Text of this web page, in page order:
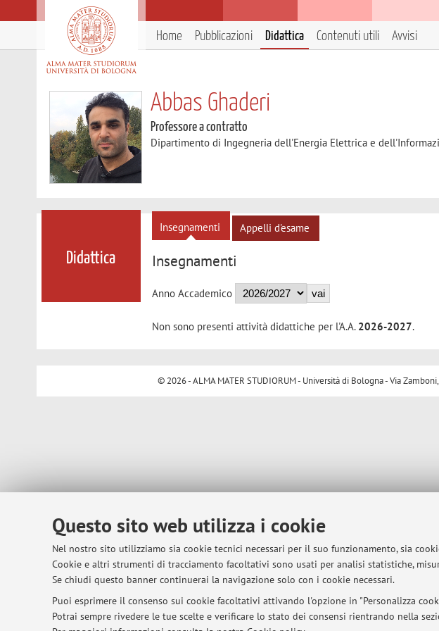
Questo sito web utilizza i cookie
Nel nostro sito utilizziamo sia cookie tecnici necessari per il suo funzionamento, sia
Cookie e altri strumenti di tracciamento facoltativi sono usati per analisi statistiche,
Se chiudi questo banner continuerai la navigazione solo con i cookie necessari.
Puoi esprimere il consenso sui cookie facoltativi attivando l'opzione in "Personalizza
Potrai sempre rivedere le tue scelte e verificare lo stato dei consensi rientrando nella
Home Pubblicazioni Didattica Contenuti utili Avvisi
Abbas Ghaderi
Professore a contratto
Dipartimento di Ingegneria dell'Energia Elettrica e
Didattica
Insegnamenti Appelli d'esame
Insegnamenti
Anno Accademico
Non sono presenti attività didattiche per l'A.A. 2026-2027.
© 2026 - ALMA MATER STUDIORUM - Università di Bologna - Via